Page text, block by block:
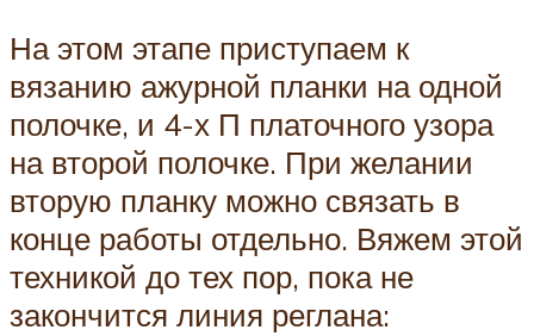
На этом этапе приступаем к
вязанию ажурной планки на одной
полочке, и 4-х П платочного узора
на второй полочке. При желании
вторую планку можно связать в
конце работы отдельно. Вяжем этой
техникой до тех пор, пока не
закончится линия реглана: